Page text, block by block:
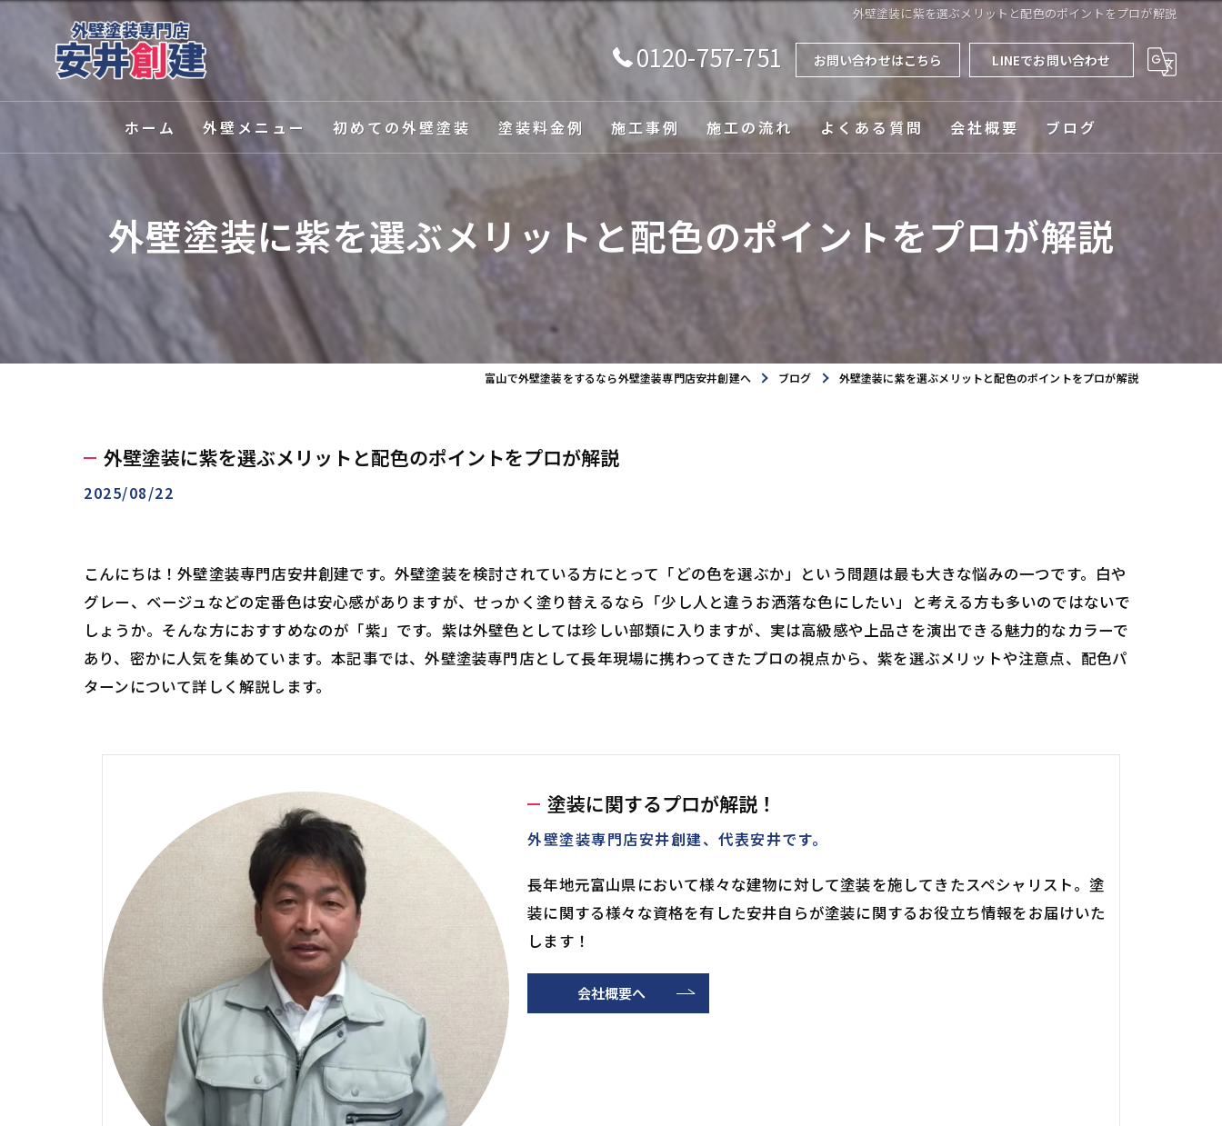
外壁塗装に紫を選ぶメリットと配色のポイントをプロが解説
0120-757-751 お問い合わせはこちら LINEでお問い合わせ
ホーム 外壁メニュー
外壁塗装
屋根塗装
外壁関連サービス
初めての外壁塗装
塗装の種類
塗装料金例 施工事例 施工の流れ よくある質問 会社概要 ブログ
外壁塗装に紫を選ぶメリットと配色のポイントをプロが解説
富山で外壁塗装をするなら外壁塗装専門店安井創建へ ブログ 外壁塗装に紫を選ぶメリットと配色のポイントをプロが解説
外壁塗装に紫を選ぶメリットと配色のポイントをプロが解説
2025/08/22
こんにちは！外壁塗装専門店安井創建です。外壁塗装を検討されている方にとって「どの色を選ぶか」という問題は最も大きな悩みの一つです。白や
グレー、ベージュなどの定番色は安心感がありますが、せっかく塗り替えるなら「少し人と違うお洒落な色にしたい」と考える方も多いのではないで
しょうか。そんな方におすすめなのが「紫」です。紫は外壁色としては珍しい部類に入りますが、実は高級感や上品さを演出できる魅力的なカラーで
あり、密かに人気を集めています。本記事では、外壁塗装専門店として長年現場に携わってきたプロの視点から、紫を選ぶメリットや注意点、配色パ
ターンについて詳しく解説します。
塗装に関するプロが解説！
外壁塗装専門店安井創建、代表安井です。
長年地元富山県において様々な建物に対して塗装を施してきたスペシャリスト。塗
装に関する様々な資格を有した安井自らが塗装に関するお役立ち情報をお届けいた
します！
会社概要へ